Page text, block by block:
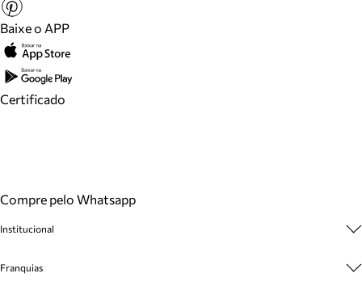
Baixe o APP
Certificado
Compre pelo Whatsapp
Institucional
Cashback
Franquias